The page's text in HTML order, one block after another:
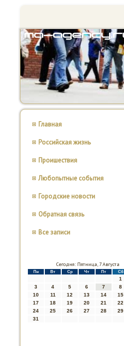
Главная
Российская жизнь
Проишествия
Любопытные события
Городские новости
Обратная связь
Все записи
Сегодня: Пятница, 7 Августа
Пн Вт Ср Чт Пт Сб
1
3
4 5 6 7 8
10
11 12 13 14 15
17
18 19 20 21 22
24
25 26 27 28 29
31